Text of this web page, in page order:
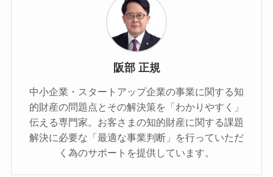
阪部 正規
中小企業・スタートアップ企業の事業に関する知
的財産の問題点とその解決策を「わかりやすく」
伝える専門家。お客さまの知的財産に関する課題
解決に必要な「最適な事業判断」を行っていただ
く為のサポートを提供しています。